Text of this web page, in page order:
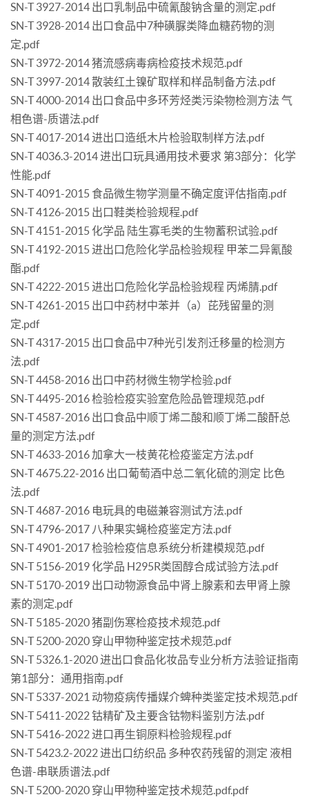
SN-T 3927-2014 出口乳制品中硫氰酸钠含量的测定.pdf
SN-T 3928-2014 出口食品中7种磺脲类降血糖药物的测
定.pdf
SN-T 3972-2014 猪流感病毒病检疫技术规范.pdf
SN-T 3997-2014 散装红土镍矿取样和样品制备方法.pdf
SN-T 4000-2014 出口食品中多环芳烃类污染物检测方法 气
相色谱-质谱法.pdf
SN-T 4017-2014 进出口造纸木片检验取制样方法.pdf
SN-T 4036.3-2014 进出口玩具通用技术要求 第3部分：化学
性能.pdf
SN-T 4091-2015 食品微生物学测量不确定度评估指南.pdf
SN-T 4126-2015 出口鞋类检验规程.pdf
SN-T 4151-2015 化学品 陆生寡毛类的生物蓄积试验.pdf
SN-T 4192-2015 进出口危险化学品检验规程 甲苯二异氰酸
酯.pdf
SN-T 4222-2015 进出口危险化学品检验规程 丙烯腈.pdf
SN-T 4261-2015 出口中药材中苯并（a）芘残留量的测
定.pdf
SN-T 4317-2015 出口食品中7种光引发剂迁移量的检测方
法.pdf
SN-T 4458-2016 出口中药材微生物学检验.pdf
SN-T 4495-2016 检验检疫实验室危险品管理规范.pdf
SN-T 4587-2016 出口食品中顺丁烯二酸和顺丁烯二酸酐总
量的测定方法.pdf
SN-T 4633-2016 加拿大一枝黄花检疫鉴定方法.pdf
SN-T 4675.22-2016 出口葡萄酒中总二氧化硫的测定 比色
法.pdf
SN-T 4687-2016 电玩具的电磁兼容测试方法.pdf
SN-T 4796-2017 八种果实蝇检疫鉴定方法.pdf
SN-T 4901-2017 检验检疫信息系统分析建模规范.pdf
SN-T 5156-2019 化学品 H295R类固醇合成试验方法.pdf
SN-T 5170-2019 出口动物源食品中肾上腺素和去甲肾上腺
素的测定.pdf
SN-T 5185-2020 猪副伤寒检疫技术规范.pdf
SN-T 5200-2020 穿山甲物种鉴定技术规范.pdf
SN-T 5326.1-2020 进出口食品化妆品专业分析方法验证指南
第1部分：通用指南.pdf
SN-T 5337-2021 动物疫病传播媒介蜱种类鉴定技术规范.pdf
SN-T 5411-2022 钴精矿及主要含钴物料鉴别方法.pdf
SN-T 5416-2022 进口再生铜原料检验规程.pdf
SN-T 5423.2-2022 进出口纺织品 多种农药残留的测定 液相
色谱-串联质谱法.pdf
SN-T 5200-2020 穿山甲物种鉴定技术规范.pdf.pdf